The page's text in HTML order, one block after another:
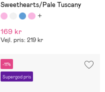
Sweethearts/Pale Tuscany
169 kr
Vejl. pris: 219 kr
-11%
Supergod pris